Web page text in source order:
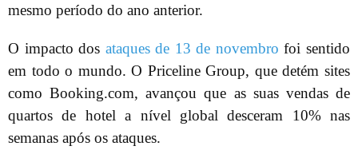
mesmo período do ano anterior.
O impacto dos ataques de 13 de novembro foi sentido
em todo o mundo. O Priceline Group, que detém sites
como Booking.com, avançou que as suas vendas de
quartos de hotel a nível global desceram 10% nas
semanas após os ataques.